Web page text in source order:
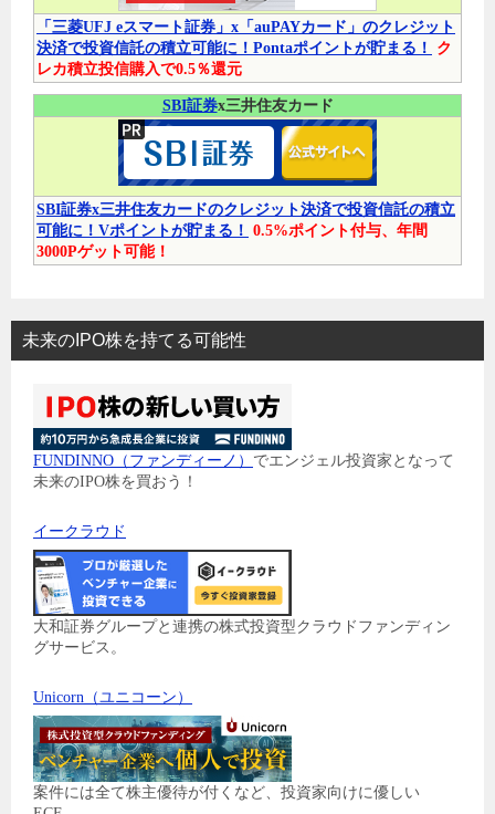
「三菱UFJ eスマート証券」x「auPAYカード」のクレジット
決済で投資信託の積立可能に！Pontaポイントが貯まる！
ク
レカ積立投信購入で0.5％還元
SBI証券x三井住友カード
SBI証券x三井住友カードのクレジット決済で投資信託の積立
可能に！Vポイントが貯まる！ 0.5%ポイント付与、年間
3000Pゲット可能！
未来のIPO株を持てる可能性
FUNDINNO（ファンディーノ） でエンジェル投資家となって
未来のIPO株を買おう！
イークラウド
大和証券グループと連携の株式投資型クラウドファンディン
グサービス。
Unicorn（ユニコーン）
案件には全て株主優待が付くなど、投資家向けに優しい